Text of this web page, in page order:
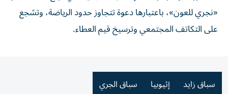
«نجري للعون»، باعتبارها دعوة تتجاوز حدود الرياضة، وتشجع
على التكاتف المجتمعي وترسيخ قيم العطاء.
سباق زايد إثيوبيا سباق الجري